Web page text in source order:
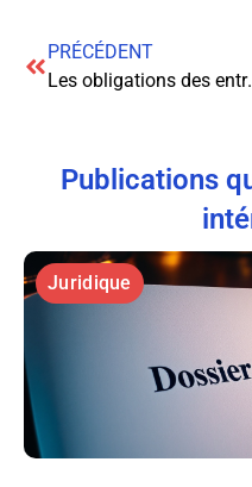
PRÉCÉDENT
Les obligations des
Publications
Juridique